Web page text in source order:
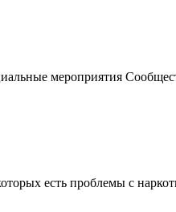
мероприятия
есть проблемы с